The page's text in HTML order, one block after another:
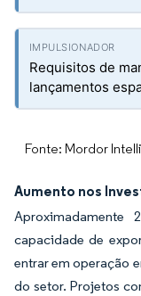
Requisitos de
lançamentos
Fonte: Mordor
Aumento nos
capacidade de
entrar em operação
do setor. Projetos